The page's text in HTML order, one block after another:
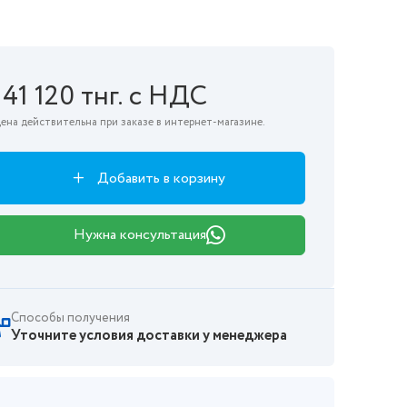
120 тнг. с НДС
действительна при заказе в интернет-магазине.
Добавить в корзину
Нужна консультация
Способы получения
Уточните условия доставки у менеджера